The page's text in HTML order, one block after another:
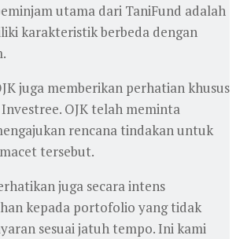
utama dari TaniFund adalah
karakteristik berbeda dengan
juga memberikan perhatian khusus
OJK telah meminta
rencana tindakan untuk
tersebut.
juga secara intens
kepada portofolio yang tidak
sesuai jatuh tempo. Ini kami